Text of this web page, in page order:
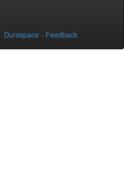
Duraspace - Feedback